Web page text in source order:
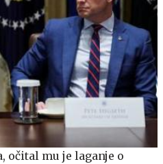
očital mu je laganje o